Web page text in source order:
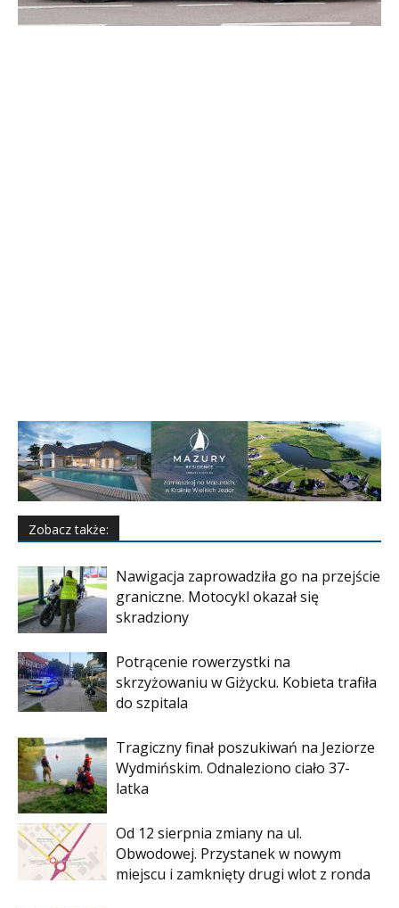
Zobacz także:
Nawigacja zaprowadziła go na przejście
graniczne. Motocykl okazał się
skradziony
Potrącenie rowerzystki na
skrzyżowaniu w Giżycku. Kobieta trafiła
do szpitala
Tragiczny finał poszukiwań na Jeziorze
Wydmińskim. Odnaleziono ciało 37-
latka
Od 12 sierpnia zmiany na ul.
Obwodowej. Przystanek w nowym
miejscu i zamknięty drugi wlot z ronda